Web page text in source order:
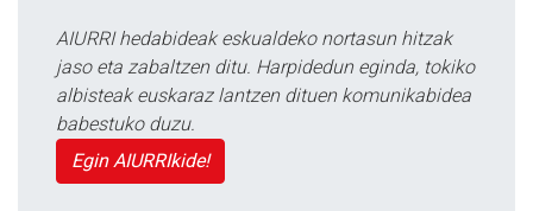
AIURRI hedabideak eskualdeko nortasun hitzak
jaso eta zabaltzen ditu. Harpidedun eginda, tokiko
albisteak euskaraz lantzen dituen komunikabidea
babestuko duzu.
Egin AIURRIkide!